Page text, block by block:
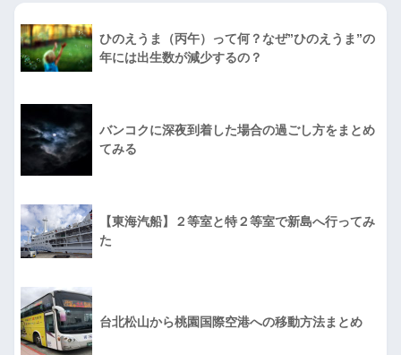
ひのえうま（丙午）って何？なぜ”ひのえうま”の
年には出生数が減少するの？
バンコクに深夜到着した場合の過ごし方をまとめ
てみる
【東海汽船】２等室と特２等室で新島へ行ってみ
た
台北松山から桃園国際空港への移動方法まとめ